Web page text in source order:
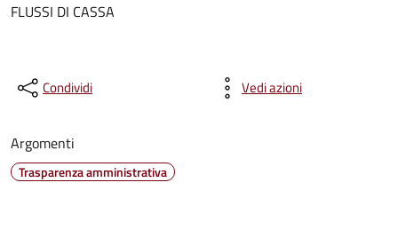
FLUSSI DI CASSA
Condividi Vedi azioni
Argomenti
Trasparenza amministrativa